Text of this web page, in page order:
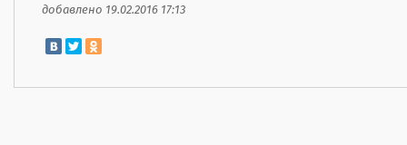
добавлено 19.02.2016 17:13